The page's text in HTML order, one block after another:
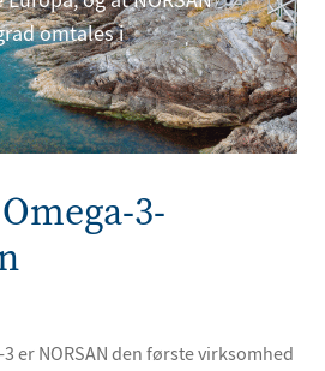
omtales i
3-
er NORSAN den første virksomhed